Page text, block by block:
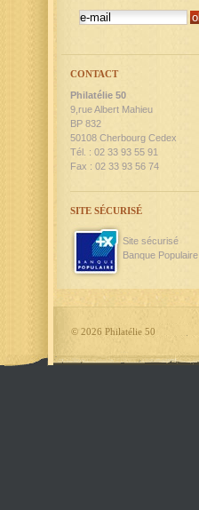
CONTACT
Philatélie 50
9,rue Albert Mahieu
BP 832
50108 Cherbourg Cedex
Tél. : 02 33 93 55 91
Fax : 02 33 93 56 74
SITE SÉCURISÉ
Site sécurisé
Banque Populaire
© 2026 Philatélie 50